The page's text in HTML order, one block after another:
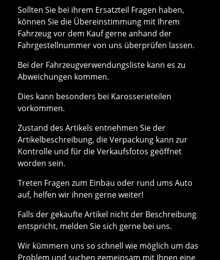
Sollten Sie bei ihrem Ersatzteil Fragen haben,
können Sie die Übereinstimmung mit Ihrem
Fahrzeug vor dem Kauf gerne anhand der
Fahrgestellnummer von uns überprüfen lassen.
Bei der Fahrzeugverwendungsliste kann es zu
Abweichungen kommen.
Dies kann besonders bei Karosserieteilen
vorkommen.
Zustand des Artikels entnehmen Sie der
Artikelbeschreibung, die Verpackung kann zur
Kontrolle und für die Verkaufsfotos geöffnet
worden sein.
Treten Fragen zum Einbau oder rund ums Auto
auf, helfen wir ihnen gerne weiter!
Falls der gekaufte Artikel nicht der Beschreibung
entspricht, melden Sie sich gerne bei uns.
Wir kümmern uns so schnell wie möglich um das
Problem und suchen gemeinsam mit Ihnen eine